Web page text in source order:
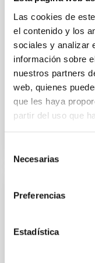
Las cookies de
el contenido y los
sociales y analizar
información sobre
nuestros partners
web, quienes
que les haya
partir del uso que
Necesarias
Preferencias
Estadística
Two-meter
yields P rot =
Alarcon,
Fecha de
BIBCODE
SIN ÁRBITRO
Habitable